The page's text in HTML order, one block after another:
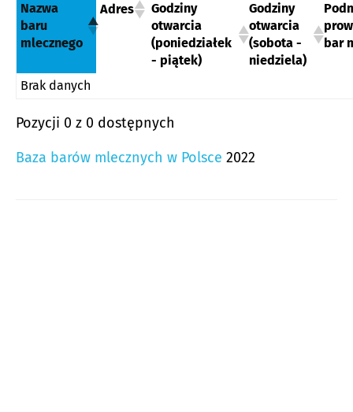
Nazwa
baru
mlecznego
Adres
Godziny
otwarcia
(poniedziałek
- piątek)
Godziny
otwarcia
(sobota -
niedziela)
bar
Brak danych
Pozycji 0 z 0 dostępnych
Baza barów mlecznych w Polsce 2022